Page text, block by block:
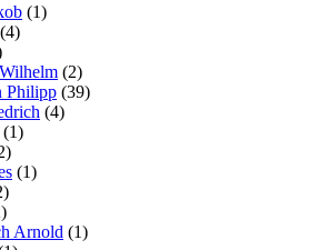
(1)
(4)
(2)
Philipp (39)
(4)
(1)
(1)
Arnold (1)